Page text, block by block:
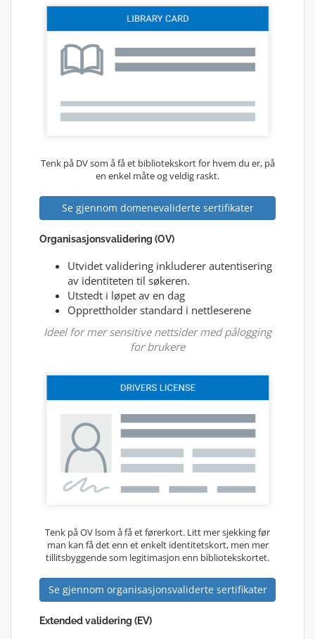
Tenk på DV som å få et bibliotekskort for hvem du er, på
en enkel måte og veldig raskt.
Se gjennom domenevaliderte sertifikater
Organisasjonsvalidering (OV)
Utvidet validering inkluderer autentisering
av identiteten til søkeren.
Utstedt i løpet av en dag
Opprettholder standard i nettleserene
Ideel for mer sensitive nettsider med pålogging
for brukere
Tenk på OV lsom å få et førerkort. Litt mer sjekking før
man kan få det enn et enkelt identitetskort, men mer
tillitsbyggende som legitimasjon enn bibliotekskortet.
Se gjennom organisasjonsvaliderte sertifikater
Extended validering (EV)